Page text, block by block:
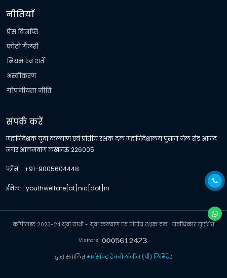
नीतियाँ
प्रेस विज्ञप्ति
फोटो गैलरी
नियम एवं शर्तें
अस्वीकरण
गोपनीयता नीति
संपर्क करें
महानिदेशक युवा कल्याण एवं प्रांतीय रक्षक दल महानिदेशालय पुराना जेल रोड आनंद
नगर आलमबाग लखनऊ 226005
फ़ोन: : +91-9005604448
ईमेल: : youthwelfare[at]nic[dot]in
कॉपीराइट 2023-24 युवा साथी - युवा कल्याण एवं प्रांतीय रक्षक दल | सर्वाधिकार सुरक्षित
Visitors:
द्वारा संचालितमार्गसॉफ्ट टेक्नोलॉजीज (पी) लिमिटेड